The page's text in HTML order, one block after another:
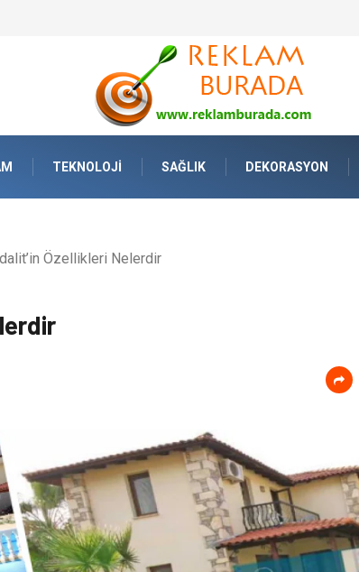
Sanatla Gelen Dinginlik
TEKNOLOJI SAĞLIK DEKORASYON
Özellikleri Nelerdir